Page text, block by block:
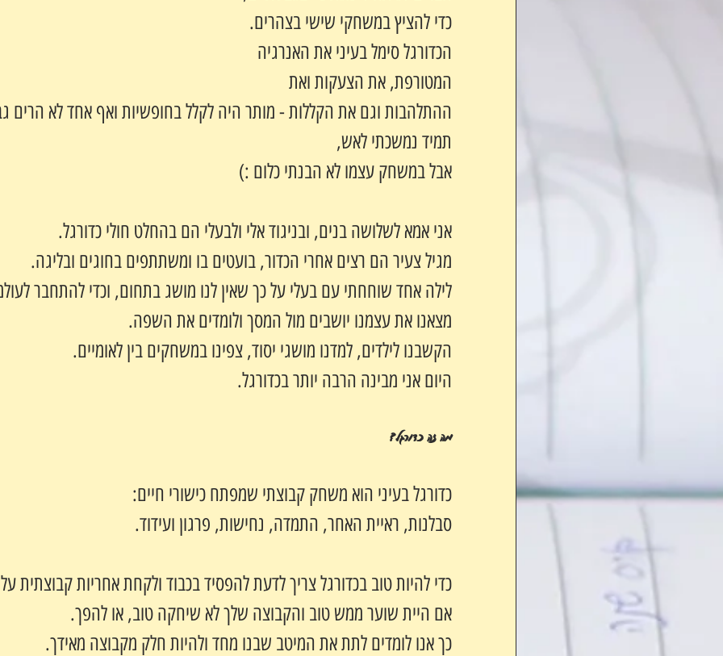
כדי להציץ במשחקי שישי בצהרים.
הכדורגל סימל בעיני את האנרגיה
המטורפת, את הצעקות ואת
ההתלהבות וגם את הקללות - מותר היה לקלל בחופשיות ואף אחד לא הרים
תמיד נמשכתי לאש,
אבל במשחק עצמו לא הבנתי כלום :)
אני אמא לשלושה בנים, ובניגוד אלי ולבעלי הם בהחלט חולי כדורגל.
מגיל צעיר הם רצים אחרי הכדור, בועטים בו ומשתתפים בחוגים ובליגה.
לילה אחד שוחחתי עם בעלי על כך שאין לנו מושג בתחום, וכדי להתחבר
מצאנו את עצמנו יושבים מול המסך ולומדים את השפה.
הקשבנו לילדים, למדנו מושגי יסוד, צפינו במשחקים בין לאומיים.
היום אני מבינה הרבה יותר בכדורגל.
מה זה כדורגל?
כדורגל בעיני הוא משחק קבוצתי שמפתח כישורי חיים:
סבלנות, ראיית האחר, התמדה, נחישות, פרגון ועידוד.
כדי להיות טוב בכדורגל צריך לדעת להפסיד בכבוד ולקחת אחריות
אם היית שוער ממש טוב והקבוצה שלך לא שיחקה טוב, או להפך.
כך אנו לומדים לתת את המיטב שבנו מחד ולהיות חלק מקבוצה מאידך.